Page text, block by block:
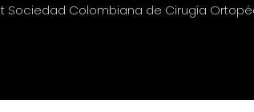
Sociedad Colombiana de Cirugía